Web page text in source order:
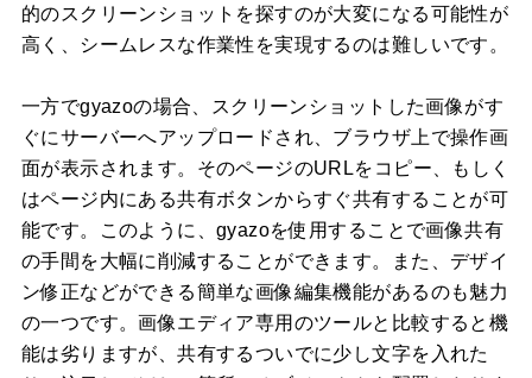
的のスクリーンショットを探すのが大変になる可能性が
高く、シームレスな作業性を実現するのは難しいです。
一方でgyazoの場合、スクリーンショットした画像がす
ぐにサーバーへアップロードされ、ブラウザ上で操作画
面が表示されます。そのページのURLをコピー、もしく
はページ内にある共有ボタンからすぐ共有することが可
能です。このように、gyazoを使用することで画像共有
の手間を大幅に削減することができます。また、デザイ
ン修正などができる簡単な画像編集機能があるのも魅力
の一つです。画像エディア専用のツールと比較すると機
能は劣りますが、共有するついでに少し文字を入れた